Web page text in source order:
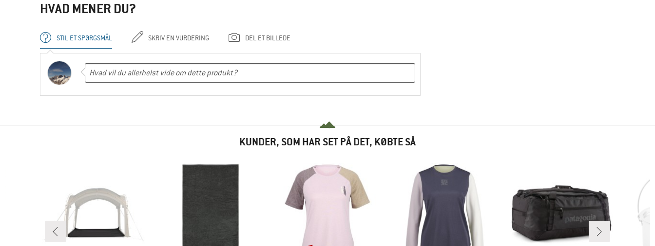
HVAD MENER DU?
STIL ET SPØRGSMÅL SKRIV EN VURDERING DEL ET BILLEDE
KUNDER, SOM HAR SET PÅ DET, KØBTE SÅ